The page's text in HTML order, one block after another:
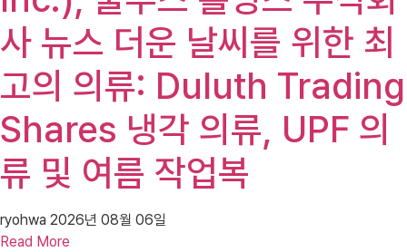
사 뉴스 더운 날씨를 위한 최
고의 의류: Duluth Trading
Shares 냉각 의류, UPF 의
류 및 여름 작업복
ryohwa 2026년 08월 06일
Read More